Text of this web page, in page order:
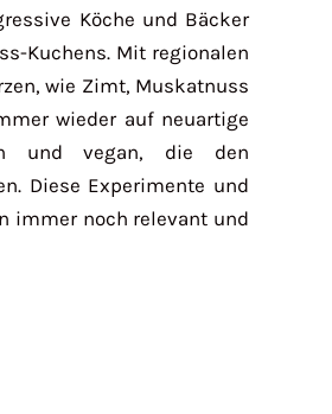
Köche und Bäcker
Kuchens. Mit regionalen
wie Zimt, Muskatnuss
wieder auf neuartige
und vegan, die den
Diese Experimente und
immer noch relevant und